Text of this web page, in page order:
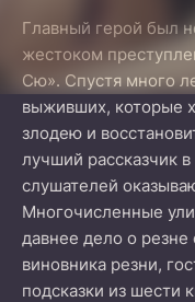
Главный герой был
жестоком
Сю». Спустя много
выживших, которые
злодею и
лучший рассказчик
слушателей
Многочисленные
давнее дело о
виновника резни,
подсказки из шести